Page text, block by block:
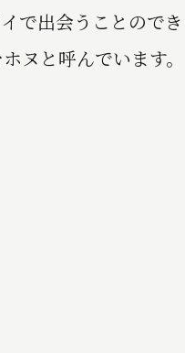
で出会うことのでき
ヌと呼んでいます。